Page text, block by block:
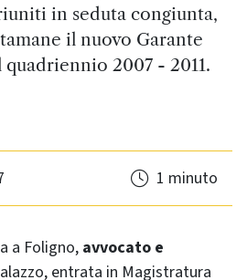
in seduta congiunta,
il nuovo Garante
quadriennio 2007 - 2011.
1 minuto
a Foligno, avvocato e
entrata in Magistratura